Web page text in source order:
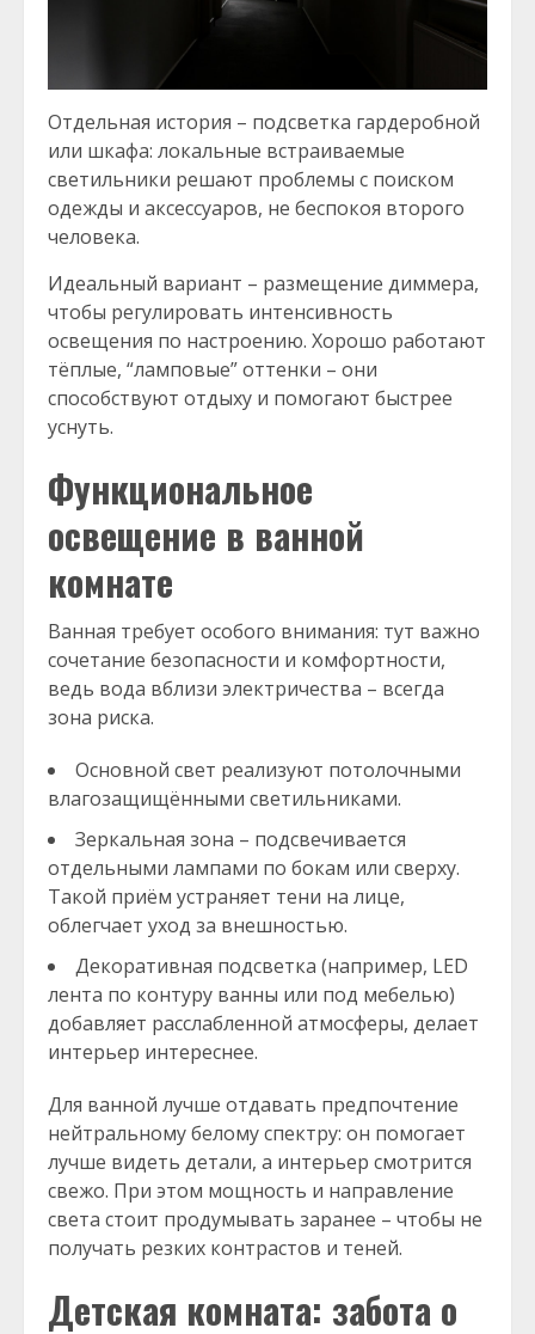
Отдельная история – подсветка гардеробной
или шкафа: локальные встраиваемые
светильники решают проблемы с поиском
одежды и аксессуаров, не беспокоя второго
человека.
Идеальный вариант – размещение диммера,
чтобы регулировать интенсивность
освещения по настроению. Хорошо работают
тёплые, “ламповые” оттенки – они
способствуют отдыху и помогают быстрее
уснуть.
Функциональное
освещение в ванной
комнате
Ванная требует особого внимания: тут важно
сочетание безопасности и комфортности,
ведь вода вблизи электричества – всегда
зона риска.
Основной свет реализуют потолочными
влагозащищёнными светильниками.
Зеркальная зона – подсвечивается
отдельными лампами по бокам или сверху.
Такой приём устраняет тени на лице,
облегчает уход за внешностью.
Декоративная подсветка (например, LED
лента по контуру ванны или под мебелью)
добавляет расслабленной атмосферы, делает
интерьер интереснее.
Для ванной лучше отдавать предпочтение
нейтральному белому спектру: он помогает
лучше видеть детали, а интерьер смотрится
свежо. При этом мощность и направление
света стоит продумывать заранее – чтобы не
получать резких контрастов и теней.
Детская комната: забота о